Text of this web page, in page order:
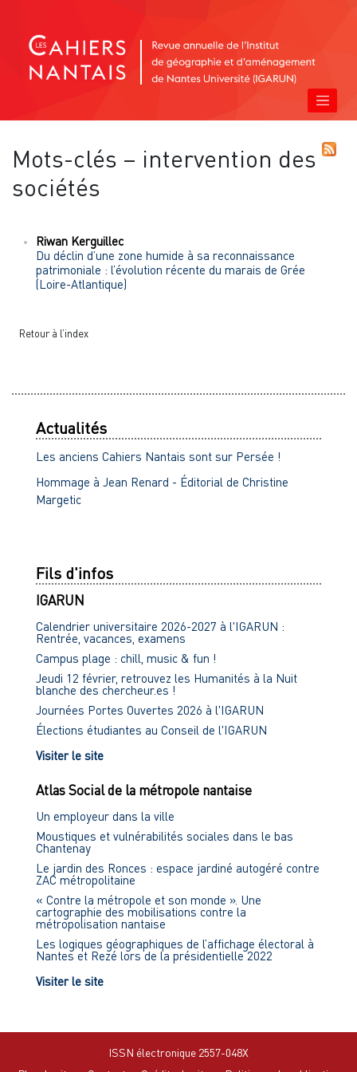
Mots-clés – intervention des
sociétés
Riwan Kerguillec
Du déclin d’une zone humide à sa reconnaissance
patrimoniale : l’évolution récente du marais de Grée
(Loire-Atlantique)
Retour à l’index
Actualités
Les anciens Cahiers Nantais sont sur Persée !
Hommage à Jean Renard - Éditorial de Christine
Margetic
Fils d'infos
IGARUN
Calendrier universitaire 2026-2027 à l'IGARUN :
Rentrée, vacances, examens
Campus plage : chill, music & fun !
Jeudi 12 février, retrouvez les Humanités à la Nuit
blanche des chercheur.es !
Journées Portes Ouvertes 2026 à l'IGARUN
Élections étudiantes au Conseil de l'IGARUN
Visiter le site
Atlas Social de la métropole nantaise
Un employeur dans la ville
Moustiques et vulnérabilités sociales dans le bas
Chantenay
Le jardin des Ronces : espace jardiné autogéré contre
ZAC métropolitaine
« Contre la métropole et son monde ». Une
cartographie des mobilisations contre la
métropolisation nantaise
Les logiques géographiques de l’affichage électoral à
Nantes et Rezé lors de la présidentielle 2022
Visiter le site
ISSN électronique 2557-048X